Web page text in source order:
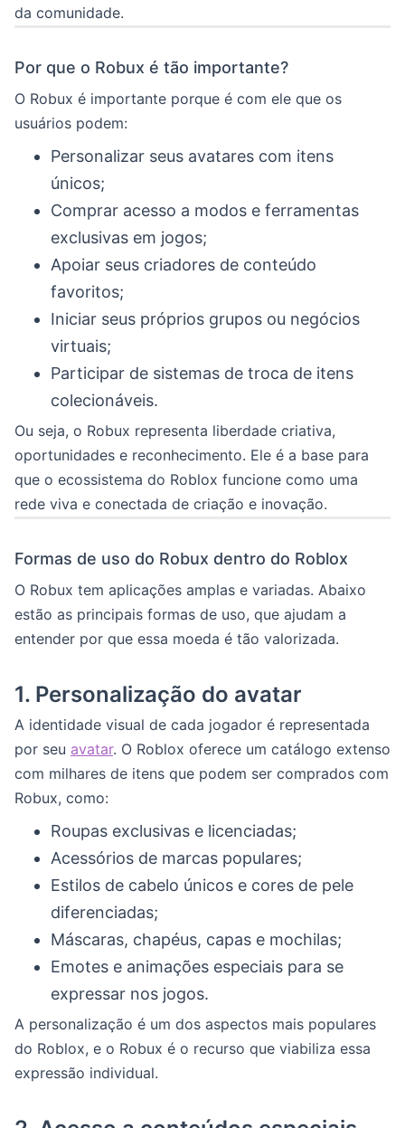
da comunidade.
Por que o Robux é tão importante?
O Robux é importante porque é com ele que os
usuários podem:
Personalizar seus avatares com itens
únicos;
Comprar acesso a modos e ferramentas
exclusivas em jogos;
Apoiar seus criadores de conteúdo
favoritos;
Iniciar seus próprios grupos ou negócios
virtuais;
Participar de sistemas de troca de itens
colecionáveis.
Ou seja, o Robux representa liberdade criativa,
oportunidades e reconhecimento. Ele é a base para
que o ecossistema do Roblox funcione como uma
rede viva e conectada de criação e inovação.
Formas de uso do Robux dentro do Roblox
O Robux tem aplicações amplas e variadas. Abaixo
estão as principais formas de uso, que ajudam a
entender por que essa moeda é tão valorizada.
1. Personalização do avatar
A identidade visual de cada jogador é representada
por seu avatar. O Roblox oferece um catálogo extenso
com milhares de itens que podem ser comprados com
Robux, como:
Roupas exclusivas e licenciadas;
Acessórios de marcas populares;
Estilos de cabelo únicos e cores de pele
diferenciadas;
Máscaras, chapéus, capas e mochilas;
Emotes e animações especiais para se
expressar nos jogos.
A personalização é um dos aspectos mais populares
do Roblox, e o Robux é o recurso que viabiliza essa
expressão individual.